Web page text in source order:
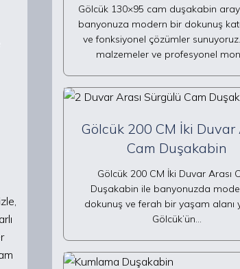
Gölcük 130×95 cam duşakabin
banyonuza modern bir dokunuş
ve fonksiyonel çözümler
malzemeler ve profesyonel
Gölcük 200 CM İki Duvar
Cam Duşakabin
Gölcük 200 CM İki Duvar Arası
Duşakabin ile banyonuzda
dokunuş ve ferah bir yaşam alanı
Gölcük’ün…